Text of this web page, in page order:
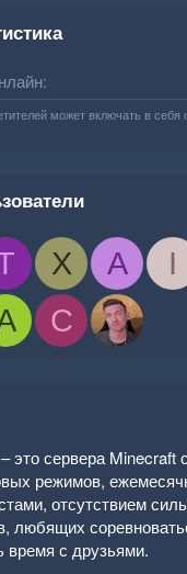
может включать в себя
X A I
C
это сервера Minecraft
режимов,
отсутствием
любящих
время с друзьями.